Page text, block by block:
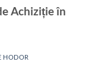
Achiziție în
HODOR